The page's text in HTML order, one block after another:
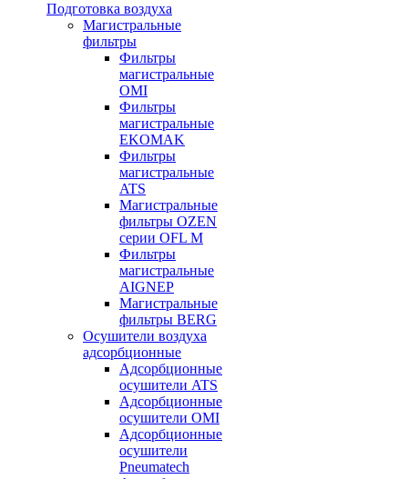
Подготовка воздуха
Магистральные
фильтры
Фильтры
магистральные
OMI
Фильтры
магистральные
EKOMAK
Фильтры
магистральные
ATS
Магистральные
фильтры OZEN
серии OFL M
Фильтры
магистральные
AIGNEP
Магистральные
фильтры BERG
Осушители воздуха
адсорбционные
Адсорбционные
осушители ATS
Адсорбционные
осушители OMI
Адсорбционные
осушители
Pneumatech